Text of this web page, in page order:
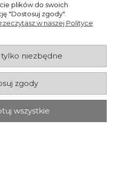
Folia stretch
SUPER POWER
9kg 320%
zł
bez kosztów dostawy
4 239,02 zł
plików do swoich
"Dostosuj zgody".
w naszej Polityce
niezbędne
zgody
wszystkie